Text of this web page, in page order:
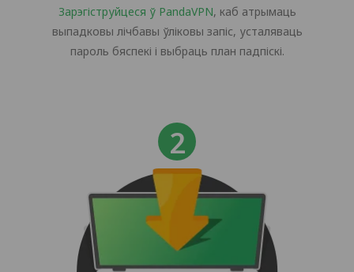
Зарэгіструйцеся ў PandaVPN, каб атрымаць
выпадковы лічбавы ўліковы запіс, усталяваць
пароль бяспекі і выбраць план падпіскі.